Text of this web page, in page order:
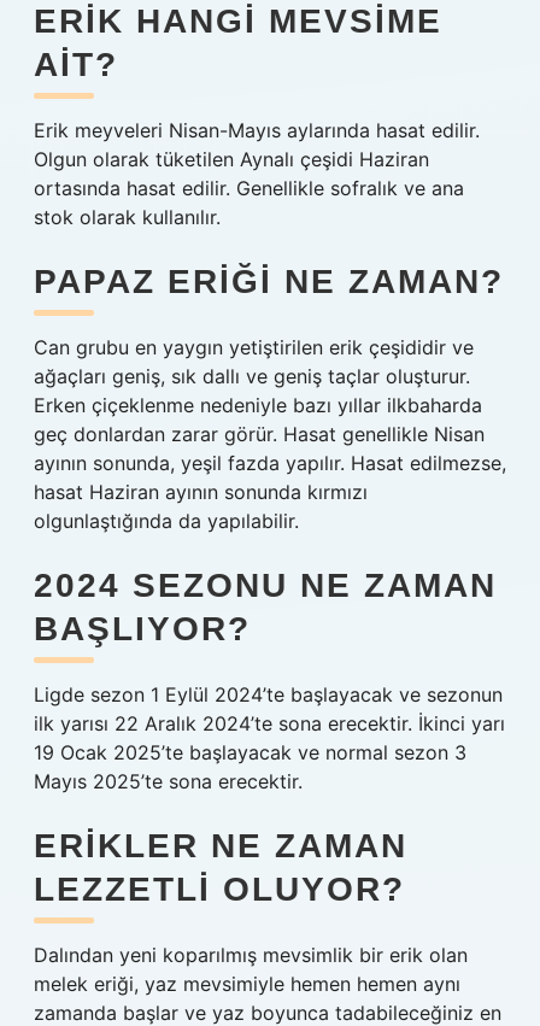
ERIK HANGI MEVSIME
AIT?
Erik meyveleri Nisan-Mayıs aylarında hasat edilir.
Olgun olarak tüketilen Aynalı çeşidi Haziran
ortasında hasat edilir. Genellikle sofralık ve ana
stok olarak kullanılır.
PAPAZ ERIĞI NE ZAMAN?
Can grubu en yaygın yetiştirilen erik çeşididir ve
ağaçları geniş, sık dallı ve geniş taçlar oluşturur.
Erken çiçeklenme nedeniyle bazı yıllar ilkbaharda
geç donlardan zarar görür. Hasat genellikle Nisan
ayının sonunda, yeşil fazda yapılır. Hasat edilmezse,
hasat Haziran ayının sonunda kırmızı
olgunlaştığında da yapılabilir.
2024 SEZONU NE ZAMAN
BAŞLIYOR?
Ligde sezon 1 Eylül 2024’te başlayacak ve sezonun
ilk yarısı 22 Aralık 2024’te sona erecektir. İkinci yarı
19 Ocak 2025’te başlayacak ve normal sezon 3
Mayıs 2025’te sona erecektir.
ERIKLER NE ZAMAN
LEZZETLI OLUYOR?
Dalından yeni koparılmış mevsimlik bir erik olan
melek eriği, yaz mevsimiyle hemen hemen aynı
zamanda başlar ve yaz boyunca tadabileceğiniz en